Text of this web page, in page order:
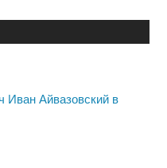
Иван Айвазовский в